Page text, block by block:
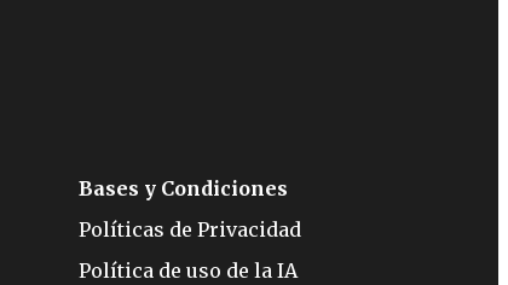
Bases y Condiciones
Políticas de Privacidad
Política de uso de la IA